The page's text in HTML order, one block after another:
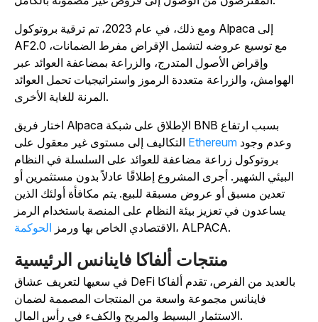
ومع ذلك، في عام 2023، تم ترقية بروتوكول Alpaca إلى
AF2.0 مع توسيع عروضه لتشمل الإقراض مفرط الضمانات،
وإقراض الأصول المتدرج، والزراعة بمضاعفة العوائد عبر
الهوامش، والزراعة متعددة الرموز واستراتيجيات تحمل العوائد
اختار فريق Alpaca الإطلاق على شبكة BNB بسبب ارتفاع
التكاليف إلى مستوى غير معقول علىEthereumوعدم وجود
بروتوكول زراعة مضاعفة للعوائد على السلسلة في النظام
البيئي الشهير. أجرى المشروع إطلاقًا عادلاً بدون مستثمرين أو
تعدين مسبق أو عروض مسبقة للبيع. يتم مكافأة أولئك الذين
يساعدون في تعزيز بيئة النظام على المنصة باستخدام الرمز
الاقتصادي الخاص بها ورمز الحوكمة ، ALPACA.
منتجات ألفاكا فاينانس الرئيسية
في سعيها لتعريف عشاق DeFi بالعديد من الفرص، تقدم ألفاكا
فاينانس مجموعة واسعة من المنتجات المصممة لضمان